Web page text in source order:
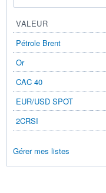
VALEUR
Pétrole Brent
Or
CAC 40
EUR/USD SPOT
2CRSI
Gérer mes listes